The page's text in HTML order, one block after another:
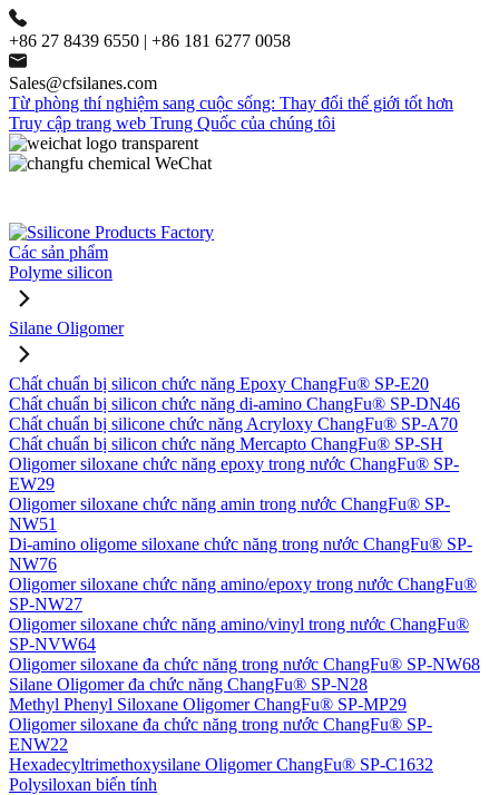
+86 27 8439 6550 | +86 181 6277 0058
Sales@cfsilanes.com
Từ phòng thí nghiệm sang cuộc sống: Thay đổi thế giới tốt hơn
Truy cập trang web Trung Quốc của chúng tôi
Các sản phẩm
Polyme silicon
Silane Oligomer
Chất chuẩn bị silicon chức năng Epoxy ChangFu® SP-E20
Chất chuẩn bị silicon chức năng di-amino ChangFu® SP-DN46
Chất chuẩn bị silicone chức năng Acryloxy ChangFu® SP-A70
Chất chuẩn bị silicon chức năng Mercapto ChangFu® SP-SH
Oligomer siloxane chức năng epoxy trong nước ChangFu® SP-
EW29
Oligomer siloxane chức năng amin trong nước ChangFu® SP-
NW51
Di-amino oligome siloxane chức năng trong nước ChangFu® SP-
NW76
Oligomer siloxane chức năng amino/epoxy trong nước ChangFu®
SP-NW27
Oligomer siloxane chức năng amino/vinyl trong nước ChangFu®
SP-NVW64
Oligomer siloxane đa chức năng trong nước ChangFu® SP-NW68
Silane Oligomer đa chức năng ChangFu® SP-N28
Methyl Phenyl Siloxane Oligomer ChangFu® SP-MP29
Oligomer siloxane đa chức năng trong nước ChangFu® SP-
ENW22
Hexadecyltrimethoxysilane Oligomer ChangFu® SP-C1632
Polysiloxan biến tính